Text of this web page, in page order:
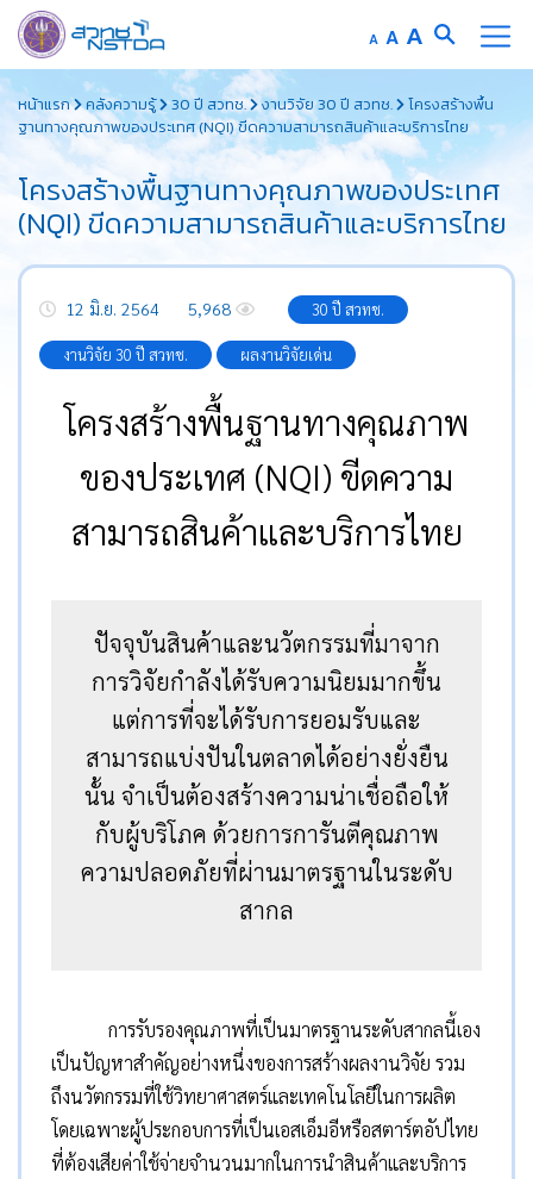
A A A
หน้าแรก คลังความรู้ 30 ปี สวทช. งานวิจัย 30 ปี สวทช.
โครงสร้างพื้น
ฐานทางคุณภาพของประเทศ (NQI) ขีดความสามารถสินค้าและบริการไทย
โครงสร้างพื้นฐานทางคุณภาพของประเทศ
(NQI) ขีดความสามารถสินค้าและบริการไทย
12 มิ.ย. 2564 5,968 30 ปี สวทช.
งานวิจัย 30 ปี สวทช. ผลงานวิจัยเด่น
โครงสร้างพื้นฐานทางคุณภาพ
ของประเทศ (NQI) ขีดความ
สามารถสินค้าและบริการไทย
ปัจจุบันสินค้าและนวัตกรรมที่มาจาก
การวิจัยกำลังได้รับความนิยมมากขึ้น
แต่การที่จะได้รับการยอมรับและ
สามารถแบ่งปันในตลาดได้อย่างยั่งยืน
นั้น จำเป็นต้องสร้างความน่าเชื่อถือให้
กับผู้บริโภค ด้วยการการันตีคุณภาพ
ความปลอดภัยที่ผ่านมาตรฐานในระดับ
สากล
การรับรองคุณภาพที่เป็นมาตรฐานระดับสากลนี้เอง
เป็นปัญหาสำคัญอย่างหนึ่งของการสร้างผลงานวิจัย รวม
ถึงนวัตกรรมที่ใช้วิทยาศาสตร์และเทคโนโลยีในการผลิต
โดยเฉพาะผู้ประกอบการที่เป็นเอสเอ็มอีหรือสตาร์ตอัปไทย
ที่ต้องเสียค่าใช้จ่ายจำนวนมากในการนำสินค้าและบริการ